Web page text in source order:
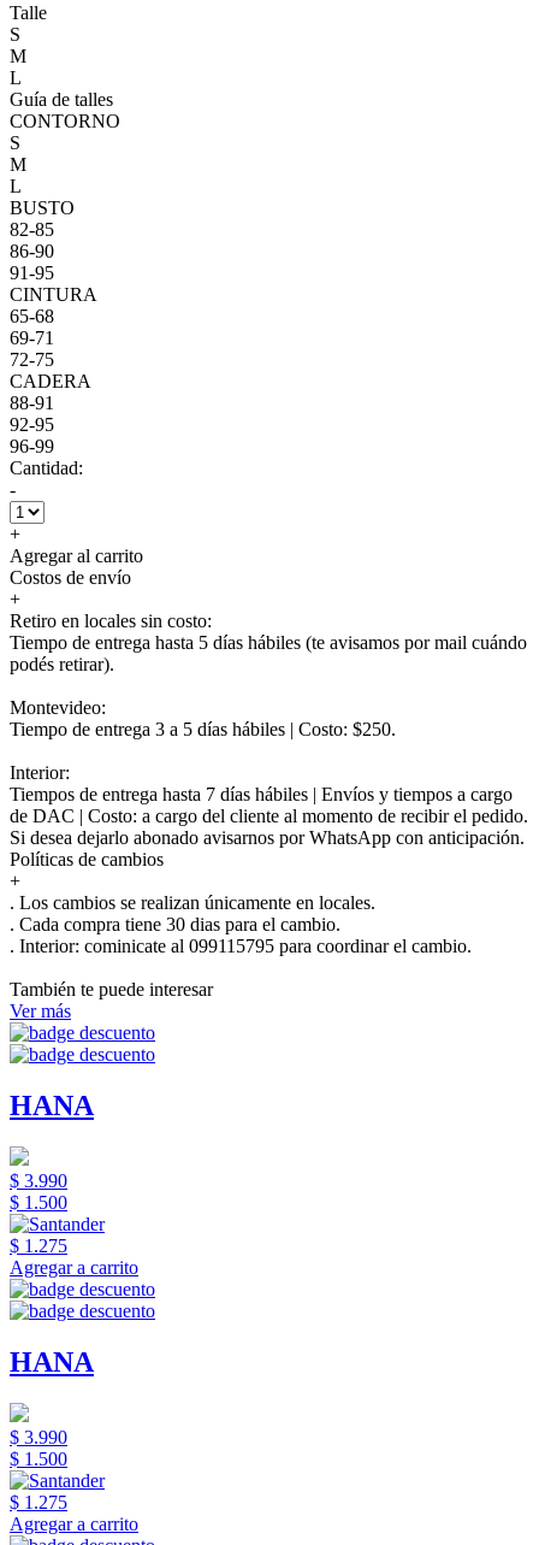
Talle
S
M
L
Guía de talles
CONTORNO
S
M
L
BUSTO
82-85
86-90
91-95
CINTURA
65-68
69-71
72-75
CADERA
88-91
92-95
96-99
Cantidad:
-
+
Agregar al carrito
Costos de envío
+
Retiro en locales sin costo:
Tiempo de entrega hasta 5 días hábiles (te avisamos por mail cuándo
podés retirar).
Montevideo:
Tiempo de entrega 3 a 5 días hábiles | Costo: $250.
Interior:
Tiempos de entrega hasta 7 días hábiles | Envíos y tiempos a cargo
de DAC | Costo: a cargo del cliente al momento de recibir el pedido.
Si desea dejarlo abonado avisarnos por WhatsApp con anticipación.
Políticas de cambios
+
. Los cambios se realizan únicamente en locales.
. Cada compra tiene 30 dias para el cambio.
. Interior: cominicate al 099115795 para coordinar el cambio.
También te puede interesar
Ver más
HANA
$ 3.990
$ 1.500
$ 1.275
Agregar a carrito
HANA
$ 3.990
$ 1.500
$ 1.275
Agregar a carrito